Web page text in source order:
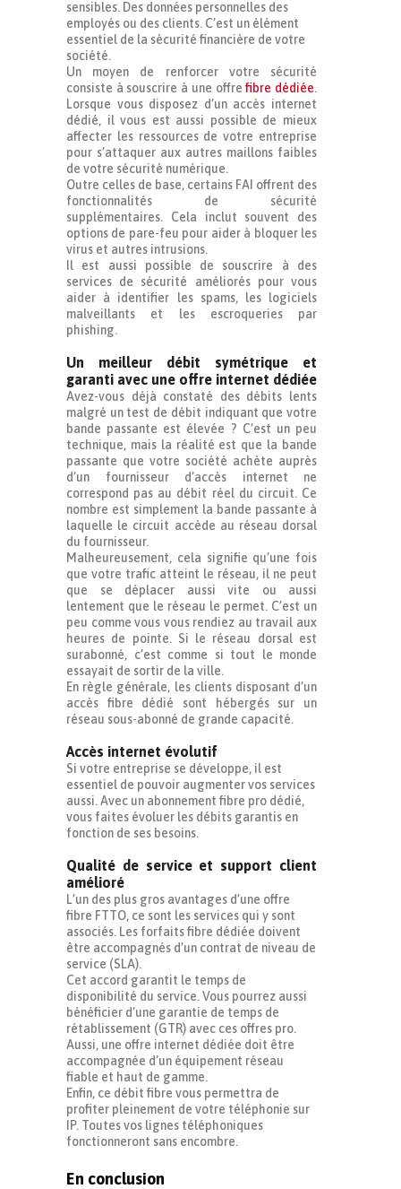
sensibles. Des données personnelles des
employés ou des clients. C’est un élément
essentiel de la sécurité financière de votre
société.
Un moyen de renforcer votre sécurité
consiste à souscrire à une offrefibre dédiée.
Lorsque vous disposez d’un accès internet
dédié, il vous est aussi possible de mieux
affecter les ressources de votre entreprise
pour s’attaquer aux autres maillons faibles
de votre sécurité numérique.
Outre celles de base, certains FAI offrent des
fonctionnalités de sécurité
supplémentaires. Cela inclut souvent des
options de pare-feu pour aider à bloquer les
virus et autres intrusions.
Il est aussi possible de souscrire à des
services de sécurité améliorés pour vous
aider à identifier les spams, les logiciels
malveillants et les escroqueries par
phishing.
Un meilleur débit symétrique et
garanti avec une offre internet dédiée
Avez-vous déjà constaté des débits lents
malgré un test de débit indiquant que votre
bande passante est élevée ? C’est un peu
technique, mais la réalité est que la bande
passante que votre société achète auprès
d’un fournisseur d’accès internet ne
correspond pas au débit réel du circuit. Ce
nombre est simplement la bande passante à
laquelle le circuit accède au réseau dorsal
du fournisseur.
Malheureusement, cela signifie qu’une fois
que votre trafic atteint le réseau, il ne peut
que se déplacer aussi vite ou aussi
lentement que le réseau le permet. C’est un
peu comme vous vous rendiez au travail aux
heures de pointe. Si le réseau dorsal est
surabonné, c’est comme si tout le monde
essayait de sortir de la ville.
En règle générale, les clients disposant d’un
accès fibre dédié sont hébergés sur un
réseau sous-abonné de grande capacité.
Accès internet évolutif
Si votre entreprise se développe, il est
essentiel de pouvoir augmenter vos services
aussi. Avec un abonnement fibre pro dédié,
vous faites évoluer les débits garantis en
fonction de ses besoins.
Qualité de service et support client
amélioré
L’un des plus gros avantages d’une offre
fibre FTTO, ce sont les services qui y sont
associés. Les forfaits fibre dédiée doivent
être accompagnés d’un contrat de niveau de
service (SLA).
Cet accord garantit le temps de
disponibilité du service. Vous pourrez aussi
bénéficier d’une garantie de temps de
rétablissement (GTR) avec ces offres pro.
Aussi, une offre internet dédiée doit être
accompagnée d’un équipement réseau
fiable et haut de gamme.
Enfin, ce débit fibre vous permettra de
profiter pleinement de votre téléphonie sur
IP. Toutes vos lignes téléphoniques
fonctionneront sans encombre.
En conclusion